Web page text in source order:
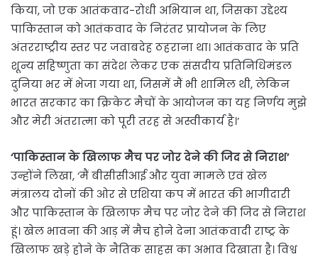
किया, जो एक आतंकवाद-रोधी अभियान था, जिसका उद्देश्य
पाकिस्तान को आतंकवाद के निरंतर प्रायोजन के लिए
अंतरराष्ट्रीय स्तर पर जवाबदेह ठहराना था। आतंकवाद के प्रति
शून्य सहिष्णुता का संदेश लेकर एक संसदीय प्रतिनिधिमंडल
दुनिया भर में भेजा गया था, जिसमें मैं भी शामिल थी, लेकिन
भारत सरकार का क्रिकेट मैचों के आयोजन का यह निर्णय मुझे
और मेरी अंतरात्मा को पूरी तरह से अस्वीकार्य है।’
‘पाकिस्तान के खिलाफ मैच पर जोर देने की जिद से निराश’
उन्होंने लिखा, ‘मैं बीसीसीआई और युवा मामले एवं खेल
मंत्रालय दोनों की ओर से एशिया कप में भारत की भागीदारी
और पाकिस्तान के खिलाफ मैच पर जोर देने की जिद से निराश
हूं। खेल भावना की आड़ में मैच होने देना आतंकवादी राष्ट्र के
खिलाफ खड़े होने के नैतिक साहस का अभाव दिखाता है। विश्व